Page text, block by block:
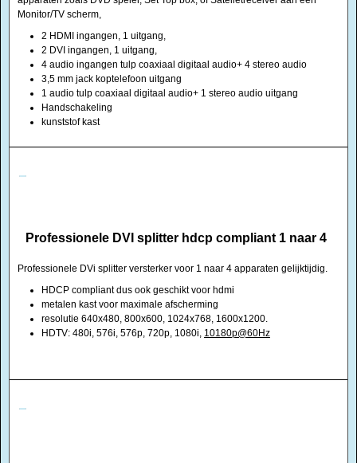
Monitor/TV scherm,
2 HDMI ingangen, 1 uitgang,
2 DVI ingangen, 1 uitgang,
4 audio ingangen tulp coaxiaal digitaal audio+ 4 stereo audio
3,5 mm jack koptelefoon uitgang
1 audio tulp coaxiaal digitaal audio+ 1 stereo audio uitgang
Handschakeling
kunststof kast
Professionele DVI splitter hdcp compliant 1 naar 4
Professionele DVi splitter versterker voor 1 naar 4 apparaten gelijktijdig.
HDCP compliant dus ook geschikt voor hdmi
metalen kast voor maximale afscherming
resolutie 640x480, 800x600, 1024x768, 1600x1200.
HDTV: 480i, 576i, 576p, 720p, 1080i, 10180p@60Hz